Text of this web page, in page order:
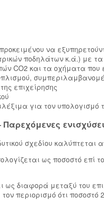
να
ποδηλάτων κ.ά.) με τα
CO2 και τα οχήματα που
επιχείρησης
για τον
σχεδίου καλύπτεται
ως ποσοστό
ως διαφορά μεταξύ του
περιορισμό ότι